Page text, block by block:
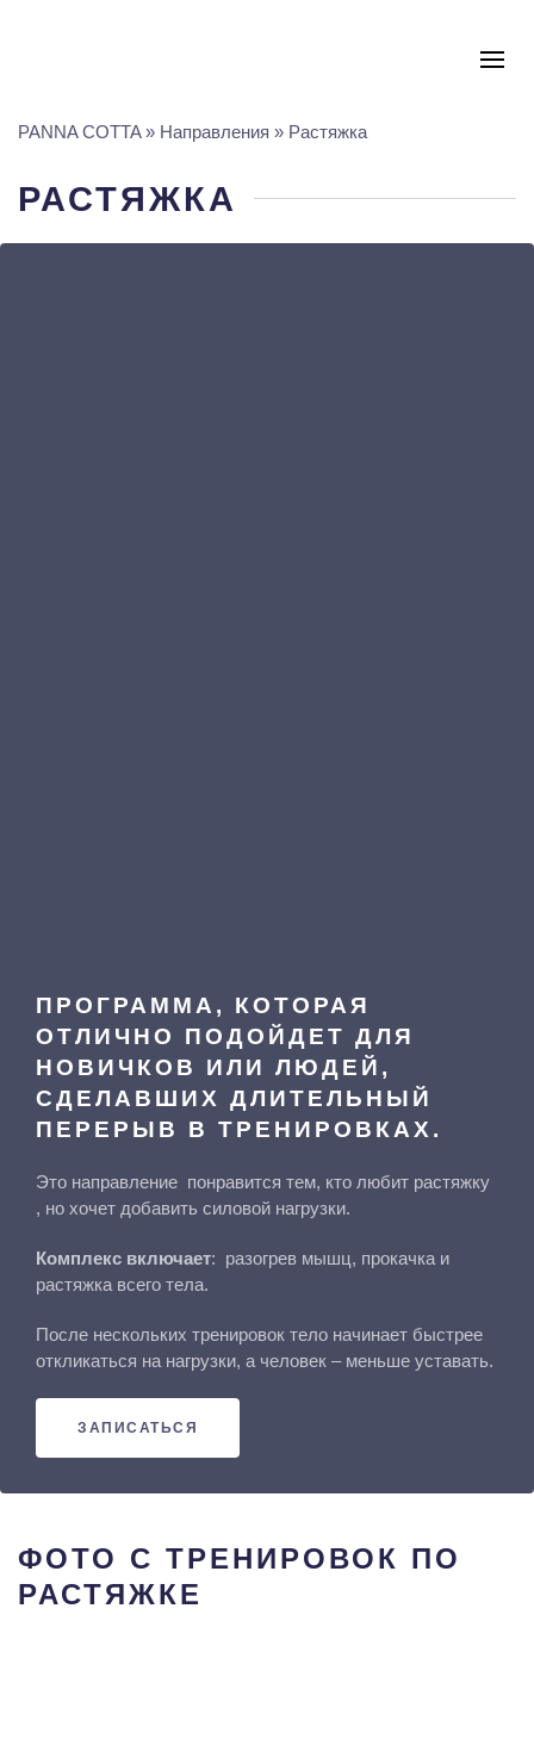
PANNA COTTA» Направления » Растяжка
РАСТЯЖКА
ПРОГРАММА, КОТОРАЯ
ОТЛИЧНО ПОДОЙДЕТ ДЛЯ
НОВИЧКОВ ИЛИ ЛЮДЕЙ,
СДЕЛАВШИХ ДЛИТЕЛЬНЫЙ
ПЕРЕРЫВ В ТРЕНИРОВКАХ.
Это направление понравится тем, кто любит растяжку
, но хочет добавить силовой нагрузки.
Комплекс включает: разогрев мышц, прокачка и
растяжка всего тела.
После нескольких тренировок тело начинает быстрее
откликаться на нагрузки, а человек – меньше уставать.
ЗАПИСАТЬСЯ
ФОТО С ТРЕНИРОВОК ПО
РАСТЯЖКЕ